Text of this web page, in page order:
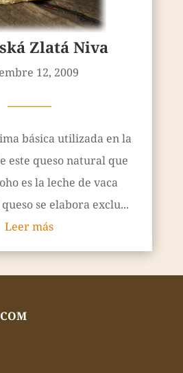
Zlatá Niva
12, 2009
————
básica utilizada en la
este queso natural que
es la leche de vaca
se elabora exclu...
Leer más